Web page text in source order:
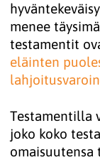
menee
testamentit
eläinten
lahjoitusvaroin
Testamentilla
joko koko
omaisuutensa